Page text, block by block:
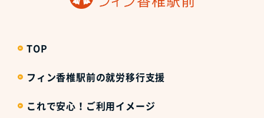
TOP
フィン香椎駅前の就労移行支援
これで安心！ご利用イメージ